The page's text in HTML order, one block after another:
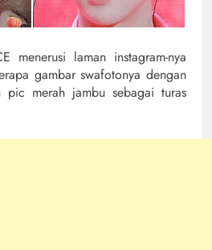
menerusi laman instagram-nya
gambar swafotonya dengan
pic merah jambu sebagai turas